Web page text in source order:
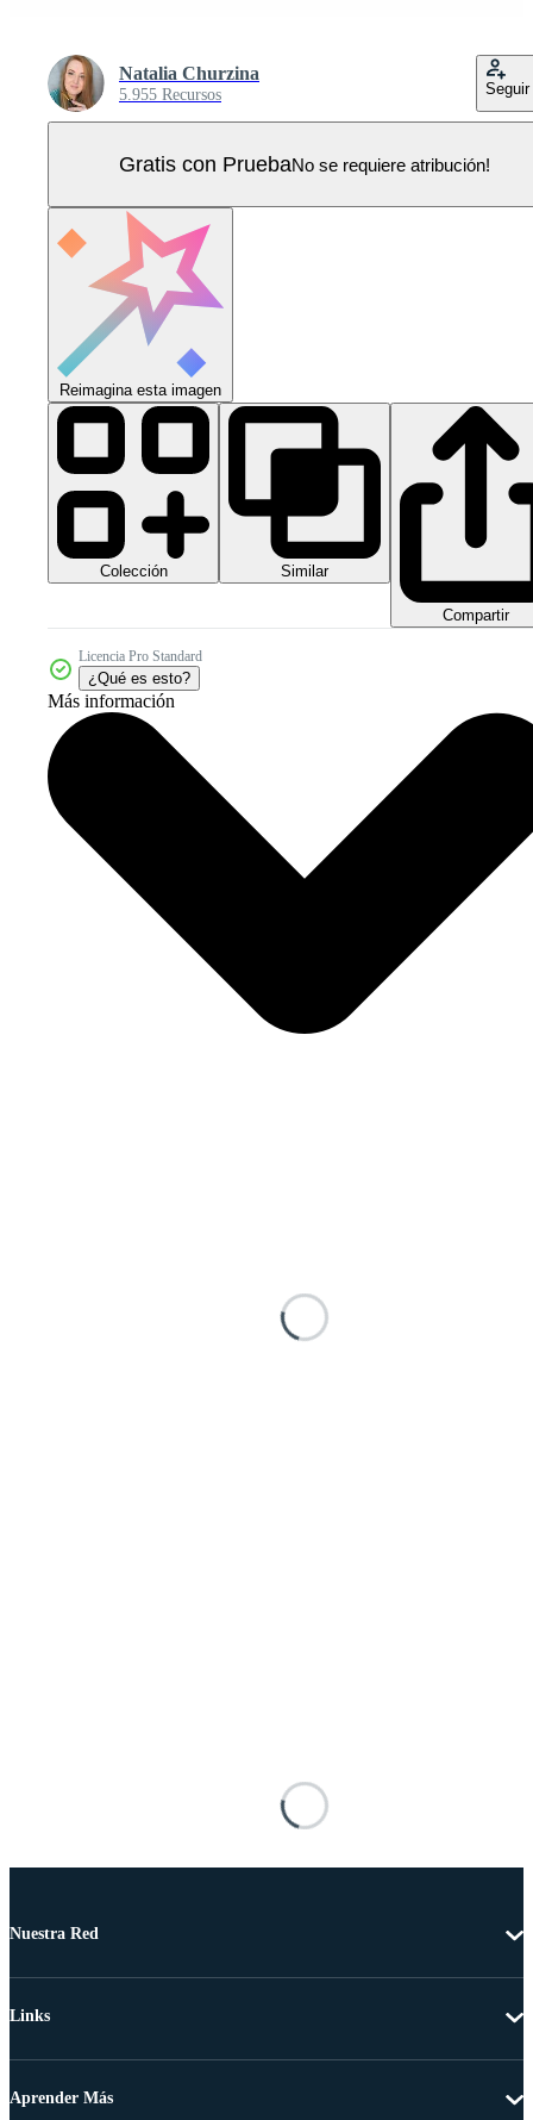
Natalia Churzina
5.955 Recursos Seguir
Gratis con PruebaNo se requiere atribución!
Reimagina esta imagen
Colección Similar
Compartir
Licencia Pro Standard
¿Qué es esto?
Más información
Nuestra Red
Links
Aprender Más